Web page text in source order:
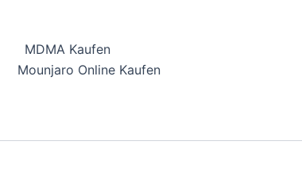
MDMA Kaufen
Mounjaro Online Kaufen